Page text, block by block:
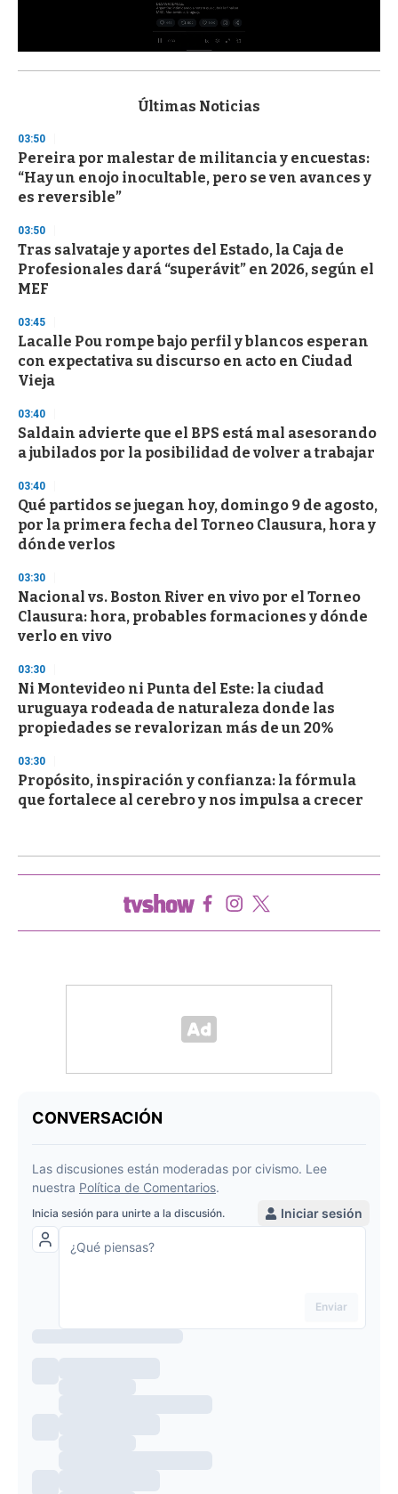
s
d
s
o
3
s
e
c
o
n
Últimas Noticias
03:50
Pereira por malestar de militancia y encuestas:
“Hay un enojo inocultable, pero se ven avances y
es reversible”
03:50
Tras salvataje y aportes del Estado, la Caja de
Profesionales dará “superávit” en 2026, según el
MEF
03:45
Lacalle Pou rompe bajo perfil y blancos esperan
con expectativa su discurso en acto en Ciudad
Vieja
03:40
Saldain advierte que el BPS está mal asesorando
a jubilados por la posibilidad de volver a trabajar
03:40
Qué partidos se juegan hoy, domingo 9 de agosto,
por la primera fecha del Torneo Clausura, hora y
dónde verlos
03:30
Nacional vs. Boston River en vivo por el Torneo
Clausura: hora, probables formaciones y dónde
verlo en vivo
03:30
Ni Montevideo ni Punta del Este: la ciudad
uruguaya rodeada de naturaleza donde las
propiedades se revalorizan más de un 20%
03:30
Propósito, inspiración y confianza: la fórmula
que fortalece al cerebro y nos impulsa a crecer